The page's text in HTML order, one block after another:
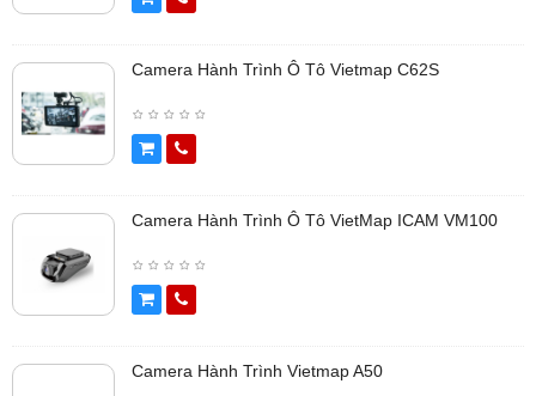
Camera Hành Trình Ô Tô Vietmap C62S
Camera Hành Trình Ô Tô VietMap ICAM VM100
Camera Hành Trình Vietmap A50